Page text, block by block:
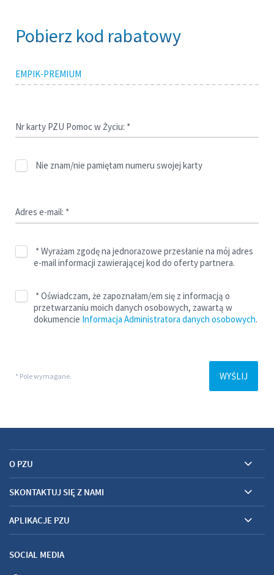
O PZU
SKONTAKTUJ SIĘ Z NAMI
APLIKACJE PZU
SOCIAL MEDIA